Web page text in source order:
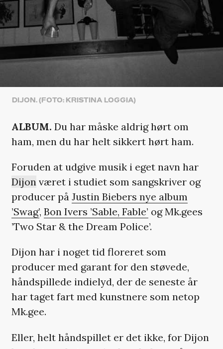
DIJON. (FOTO: KRISTINA LOGGIA)
ALBUM. Du har måske aldrig hørt om
ham, men du har helt sikkert hørt ham.
Foruden at udgive musik i eget navn har
Dijonværet i studiet som sangskriver og
producer på Justin Biebers nye album
’Swag’, Bon Ivers ’Sable, Fable’ og Mk.gees
’Two Star & the Dream Police’.
Dijon har i noget tid floreret som
producer med garant for den støvede,
håndspillede indielyd, der de seneste år
har taget fart med kunstnere som netop
Mk.gee.
Eller, helt håndspillet er det ikke, for Dijon